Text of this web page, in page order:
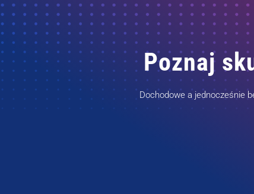
Poznaj
Dochodowe a jednocześnie